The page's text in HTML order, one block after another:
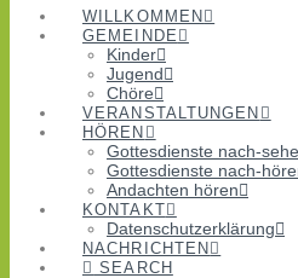
WILLKOMMEN
GEMEINDE
Kinder
Jugend
Chöre
VERANSTALTUNGEN
HÖREN
Gottesdienste nach-
Gottesdienste nach-
Andachten hören
KONTAKT
Datenschutzerklärung
NACHRICHTEN
SEARCH